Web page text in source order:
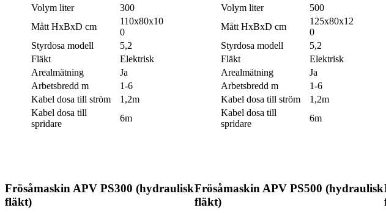
Volym liter
300
Mått HxBxD cm
110x80x10
0
Styrdosa modell
5,2
Fläkt
Elektrisk
Arealmätning
Ja
Arbetsbredd m
1-6
Kabel dosa till ström
1,2m
Kabel dosa till
spridare
6m
Volym liter
500
Mått HxBxD cm
125x80x12
0
Styrdosa modell
5,2
Fläkt
Elektrisk
Arealmätning
Ja
Arbetsbredd m
1-6
Kabel dosa till ström
1,2m
Kabel dosa till
spridare
6m
Frösåmaskin APV PS300 (hydraulisk
fläkt)
Frösåmaskin APV PS500 (hydraulisk
fläkt)